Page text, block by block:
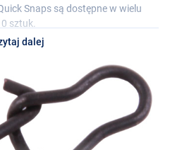
Snaps są dostępne w wielu
sztuk.
dalej